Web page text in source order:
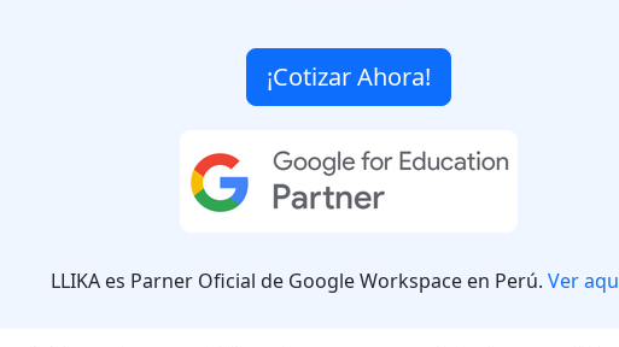
¡Cotizar Ahora!
LLIKA es Parner Oficial de Google Workspace en Perú. Ver